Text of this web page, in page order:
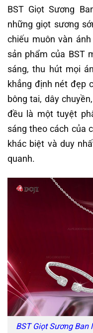
BST Giọt Sương
những giọt sương
chiếu muôn vàn
sản phẩm của BST
sáng, thu hút mọi
khẳng định nét đẹp
bông tai, dây
đều là một tuyệt
sáng theo cách của
khác biệt và duy
quanh.
BST Giọt Sương